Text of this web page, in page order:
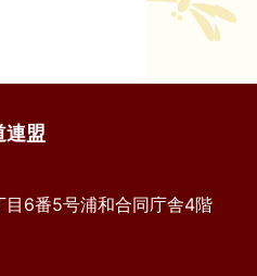
連盟
目6番5号浦和合同庁舎4階